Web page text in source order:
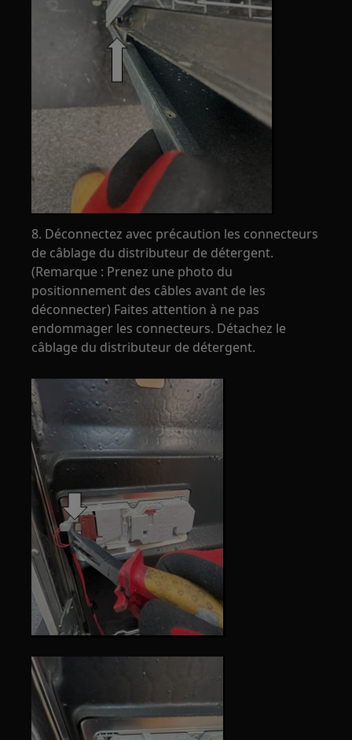
8. Déconnectez avec précaution les connecteurs
de câblage du distributeur de détergent.
(Remarque : Prenez une photo du
positionnement des câbles avant de les
déconnecter) Faites attention à ne pas
endommager les connecteurs. Détachez le
câblage du distributeur de détergent.